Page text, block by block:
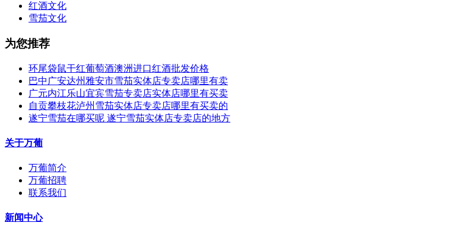
红酒文化
雪茄文化
为您推荐
环尾袋鼠干红葡萄酒澳洲进口红酒批发价格
巴中广安达州雅安市雪茄实体店专卖店哪里有卖
广元内江乐山宜宾雪茄专卖店实体店哪里有买卖
自贡攀枝花泸州雪茄实体店专卖店哪里有买卖的
遂宁雪茄在哪买呢 遂宁雪茄实体店专卖店的地方
关于万葡
万葡简介
万葡招聘
联系我们
新闻中心